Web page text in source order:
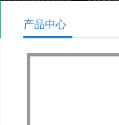
产品中心